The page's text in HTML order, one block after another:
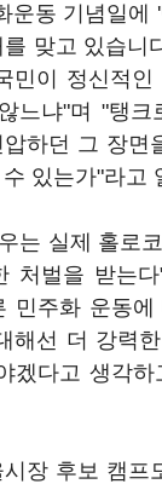
운동 기념일에
맞고 있습니
민이 정신적인
느냐"며 "탱크
하던 그 장면
있는가"라고
는 실제 홀로
처벌을 받는
민주화 운동에
해선 더 강력
겠다고 생각하
장 후보 캠프